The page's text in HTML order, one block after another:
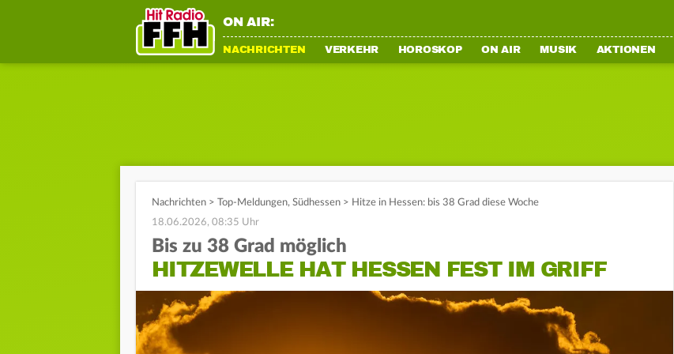
ON AIR:
NACHRICHTEN VERKEHR HOROSKOP ON AIR MUSIK AKTIONEN
Nachrichten > Top-Meldungen, Südhessen > Hitze in Hessen: bis 38 Grad diese Woche
18.06.2026, 08:35 Uhr
Bis zu 38 Grad möglich
HITZEWELLE HAT HESSEN FEST IM GRIFF